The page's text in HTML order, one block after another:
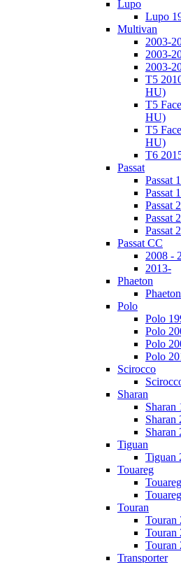
Lupo
Lupo
Multivan
2003-
2003-
2003-
T5
HU)
T5
HU)
T5
HU)
T6
Passat
Passat
Passat
Passat
Passat
Passat
Passat CC
2008 -
2013-
Phaeton
Polo
Polo
Polo
Polo
Polo
Scirocco
Sharan
Sharan
Sharan
Sharan
Tiguan
Tiguan
Touareg
Touran
Touran
Touran
Touran
Transporter